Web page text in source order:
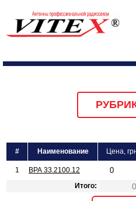
# Наименование Цена,
1 ВРА 33.2100.12
Итого: